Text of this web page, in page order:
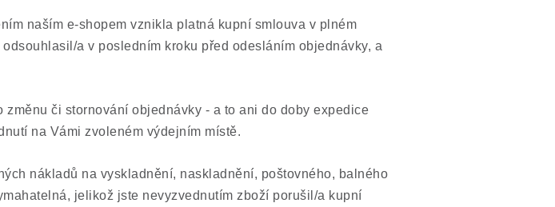
naším e-shopem vznikla platná kupní smlouva v plném
a v posledním kroku před odesláním objednávky, a
či stornování objednávky - a to ani do doby expedice
na Vámi zvoleném výdejním místě.
nákladů na vyskladnění, naskladnění, poštovného, balného
jelikož jste nevyzvednutím zboží porušil/a kupní